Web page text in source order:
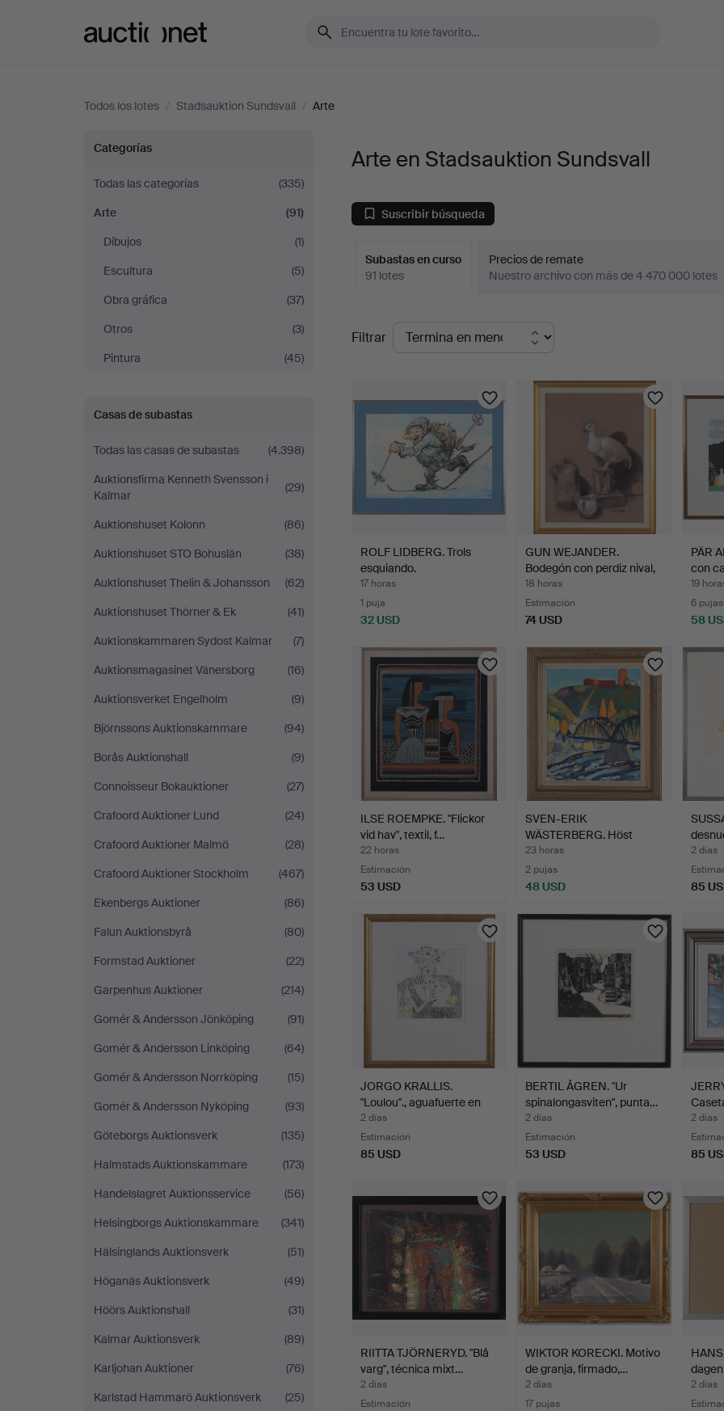
Todos los lotes / Stadsauktion Sundsvall / Arte
Arte
en
Stadsauktion
Sundsvall
Categorías
Todas las categorías
(335)
Arte
(91)
Dibujos
(1)
Escultura
(5)
Obra gráfica
(37)
Otros
(3)
Pintura
(45)
Casas de subastas
Todas las casas de subastas
(4.398)
Auktionsfirma Kenneth Svensson i
Kalmar
(29)
Auktionshuset Kolonn
(86)
Auktionshuset STO Bohuslän
(38)
Auktionshuset Thelin & Johansson
(62)
Auktionshuset Thörner & Ek
(41)
Auktionskammaren Sydost Kalmar
(7)
Auktionsmagasinet Vänersborg
(16)
Auktionsverket Engelholm
(9)
Björnssons Auktionskammare
(94)
Borås Auktionshall
(9)
Connoisseur Bokauktioner
(27)
Crafoord Auktioner Lund
(24)
Crafoord Auktioner Malmö
(28)
Crafoord Auktioner Stockholm
(467)
Ekenbergs Auktioner
(86)
Falun Auktionsbyrå
(80)
Formstad Auktioner
(22)
Garpenhus Auktioner
(214)
Gomér & Andersson Jönköping
(91)
Gomér & Andersson Linköping
(64)
Gomér & Andersson Norrköping
(15)
Gomér & Andersson Nyköping
(93)
Göteborgs Auktionsverk
(135)
Halmstads Auktionskammare
(173)
Handelslagret Auktionsservice
(56)
Helsingborgs Auktionskammare
(341)
Hälsinglands Auktionsverk
(51)
Höganäs Auktionsverk
(49)
Höörs Auktionshall
(31)
Kalmar Auktionsverk
(89)
Karljohan Auktioner
(76)
Karlstad Hammarö Auktionsverk
(25)
Arte en Stadsauktion Sundsvall
Suscribir búsqueda
Subastas en curso
91 lotes
Precios de remate
Nuestro archivo con más de 4 470 000 lotes
Subastas
en
Filtrar
ROLF LIDBERG. Trols
esquiando.
17 horas
1 puja
32 USD
GUN WEJANDER.
Bodegón con perdiz nival,
pa…
18 horas
Estimación
74 USD
PÄR
con
19
6 pujas
58
ILSE ROEMPKE. "Flickor
vid hav", textil, f…
22 horas
Estimación
53 USD
SVEN-ERIK
WÄSTERBERG. Höst
bergeforsen, ól…
23 horas
2 pujas
48 USD
2 días
85
JORGO KRALLIS.
"Loulou"., aguafuerte en
co…
2 días
Estimación
85 USD
BERTIL ÅGREN. "Ur
spinalongasviten", punta…
2 días
Estimación
53 USD
ól…
2 días
85
RIITTA TJÖRNERYD. "Blå
varg", técnica mixt…
2 días
Estimación
WIKTOR KORECKI. Motivo
de granja, firmado,…
2 días
17 pujas
2 días